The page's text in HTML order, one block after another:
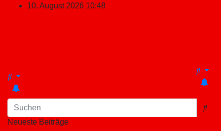
10. August 2026 10:48
Neueste Beiträge